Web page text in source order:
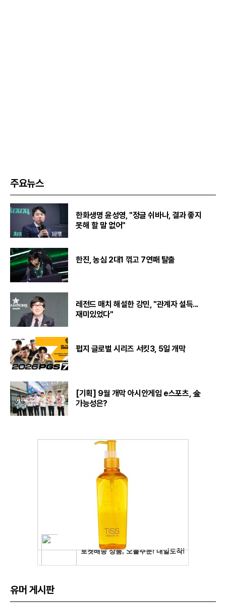
주요뉴스
한화생명 윤성영, "정글 쉬바나, 결과 좋지
못해 할 말 없어"
한진, 농심 2대1 꺾고 7연패 탈출
레전드 매치 해설한 강민, "관계자 설득...
재미있었다"
펍지 글로벌 시리즈 서킷3, 5일 개막
[기획] 9월 개막 아시안게임 e스포츠, 金
가능성은?
유머 게시판